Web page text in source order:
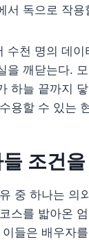
서 독으로 작용
수천 명의 데
을 깨닫는다.
하늘 끝까지
용할 수 있는
조건
중 하나는 의
스를 밟아온
들은 배우자